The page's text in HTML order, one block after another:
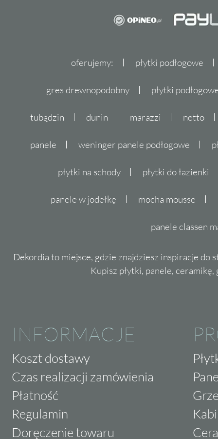
oferujemy: płytki podłogowe
gres drewnopodobny płytki
tubądzin dunin marazzi netto
panele weninger panele podłogowe
płytki na schody płytki do łazienki
panele w jodełkę mocha mousse
panele classen
Dekordia to miejsce, gdzie znajdziesz inspiracje do
Kupisz płytki, panele,
INFORMACJE
Koszt dostawy
Czas realizacji zamówienia
Płatność
Regulamin
Doręczenie towaru